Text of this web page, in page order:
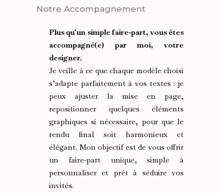
Notre Accompagnement
Plus qu’un simple faire‑part, vous êtes
accompagné(e) par moi, votre
designer.
Je veille à ce que chaque modèle choisi
s’adapte parfaitement à vos textes : je
peux ajuster la mise en page,
repositionner quelques éléments
graphiques si nécessaire, pour que le
rendu final soit harmonieux et
élégant. Mon objectif est de vous offrir
un faire‑part unique, simple à
personnaliser et prêt à séduire vos
invités.